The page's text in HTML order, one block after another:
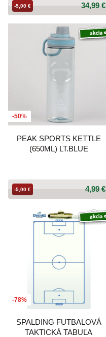
34,99 €
-5,00 €
-50%
PEAK SPORTS KETTLE
(650ML) LT.BLUE
4,99 €
-5,00 €
-78%
SPALDING FUTBALOVÁ
TAKTICKÁ TABUĽA